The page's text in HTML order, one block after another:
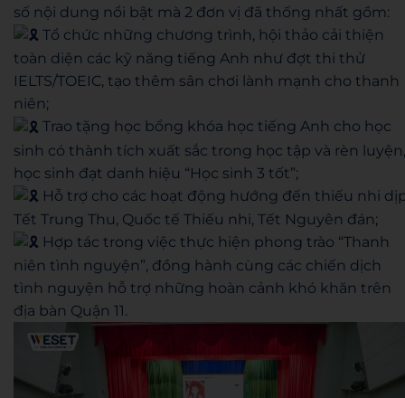
số nội dung nổi bật mà 2 đơn vị đã thống nhất gồm:
Tổ chức những chương trình, hội thảo cải thiện
toàn diện các kỹ năng tiếng Anh như đợt thi thử
IELTS/TOEIC, tạo thêm sân chơi lành mạnh cho thanh
niên;
Trao tặng học bổng khóa học tiếng Anh cho học
sinh có thành tích xuất sắc trong học tập và rèn luyện,
học sinh đạt danh hiệu “Học sinh 3 tốt”;
Hỗ trợ cho các hoạt động hướng đến thiếu nhi
Tết Trung Thu, Quốc tế Thiếu nhi, Tết Nguyên đán;
Hợp tác trong việc thực hiện phong trào “Thanh
niên tình nguyện”, đồng hành cùng các chiến dịch
tình nguyện hỗ trợ những hoàn cảnh khó khăn trên
địa bàn Quận 11.